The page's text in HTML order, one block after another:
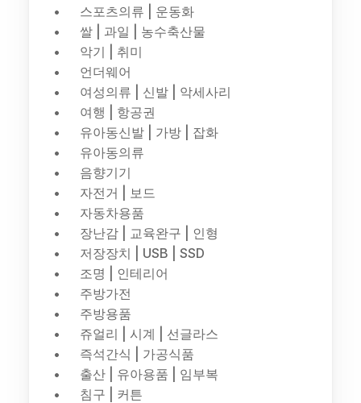
스포츠의류 | 운동화
쌀 | 과일 | 농수축산물
악기 | 취미
언더웨어
여성의류 | 신발 | 악세사리
여행 | 항공권
유아동신발 | 가방 | 잡화
유아동의류
음향기기
자전거 | 보드
자동차용품
장난감 | 교육완구 | 인형
저장장치 | USB | SSD
조명 | 인테리어
주방가전
주방용품
쥬얼리 | 시계 | 선글라스
즉석간식 | 가공식품
출산 | 유아용품 | 임부복
침구 | 커튼